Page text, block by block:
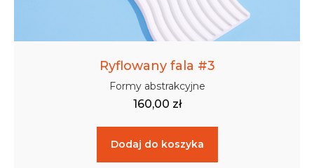
Ryflowany fala #3
Formy abstrakcyjne
160,00 zł
Dodaj do koszyka